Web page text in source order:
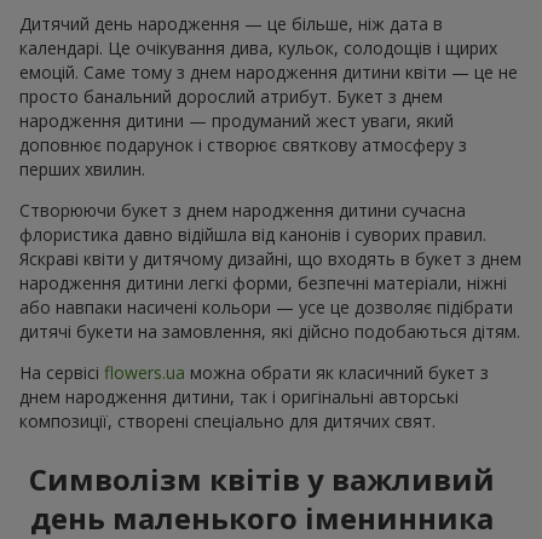
Дитячий день народження — це більше, ніж дата в
календарі. Це очікування дива, кульок, солодощів і щирих
емоцій. Саме тому з днем народження дитини квіти — це не
просто банальний дорослий атрибут. Букет з днем
народження дитини — продуманий жест уваги, який
доповнює подарунок і створює святкову атмосферу з
перших хвилин.
Створюючи букет з днем народження дитини сучасна
флористика давно відійшла від канонів і суворих правил.
Яскраві квіти у дитячому дизайні, що входять в букет з днем
народження дитини легкі форми, безпечні матеріали, ніжні
або навпаки насичені кольори — усе це дозволяє підібрати
дитячі букети на замовлення, які дійсно подобаються дітям.
На сервісі flowers.ua можна обрати як класичний букет з
днем народження дитини, так і оригінальні авторські
композиції, створені спеціально для дитячих свят.
Символізм квітів у важливий
день маленького іменинника